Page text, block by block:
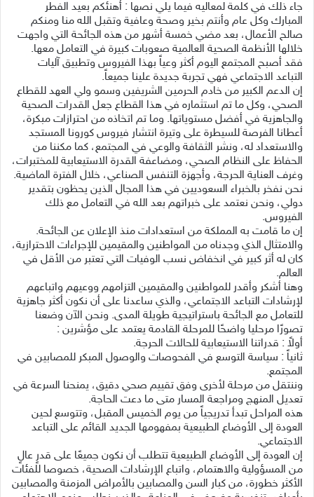
جاء ذلك في كلمة لمعاليه فيما يلي نصها : أهنئكم بعيد الفطر
المبارك وكل عام وأنتم بخير وصحة وعافية وتقبل الله منا ومنكم
صالح الأعمال، بعد مضي خمسة أشهر من هذه الجائحة التي واجهت
خلالها الأنظمة الصحية العالمية صعوبات كبيرة في التعامل معها.
فقد أصبح المجتمع اليوم أكثر وعياً بهذا الفيروس وتطبيق آليات
التباعد الاجتماعي فهي تجربة جديدة علينا جميعاً.
إن الدعم الكبير من خادم الحرمين الشريفين وسمو ولي العهد للقطاع
الصحي، وكل ما تم استثماره في هذا القطاع جعل القدرات الصحية
والجاهزية في أفضل مستوياتها. وما تم اتخاذه من احترازات مبكرة،
أعطانا الفرصة للسيطرة على وتيرة انتشار فيروس كورونا المستجد
والاستعداد له، ونشر الثقافة والوعي في المجتمع، كما مكننا من
الحفاظ على النظام الصحي، ومضاعفة القدرة الاستيعابية للمختبرات،
وغرف العناية الحرجة، وأجهزة التنفس الصناعي، خلال الفترة الماضية.
نحن نفخر بالخبراء السعوديين في هذا المجال الذين يحظون بتقدير
دولي، ونحن نعتمد على خبراتهم بعد الله في التعامل مع ذلك
الفيروس.
إن ما قامت به المملكة من استعدادات منذ الإعلان عن الجائحة.
والامتثال الذي وجدناه من المواطنين والمقيمين للإجراءات الاحترازية،
كان له أثر كبير في انخفاض نسب الوفيات التي تعتبر من الأقل في
العالم.
وهنا أشكر وأقدر للمواطنين والمقيمين التزامهم ووعيهم واتباعهم
لإرشادات التباعد الاجتماعي، والذي ساعدنا على أن نكون أكثر جاهزية
للتعامل مع الجائحة باستراتيجية طويلة المدى. ونحن الآن وضعنا
تصورًا مرحليا واضحًا للمرحلة القادمة يعتمد على مؤشرين :
أولاً : قدراتنا الاستيعابية للحالات الحرجة.
ثانياً : سياسة التوسع في الفحوصات والوصول المبكر للمصابين في
المجتمع.
وننتقل من مرحلة لأخرى وفق تقييم صحي دقيق، يمنحنا السرعة في
تعديل المنهج ومراجعة المسار متى ما دعت الحاجة.
هذه المراحل تبدأ تدريجياً من يوم الخميس المقبل، وتتوسع لحين
العودة إلى الأوضاع الطبيعية بمفهومها الجديد القائم على التباعد
الاجتماعي.
إن العودة إلى الأوضاع الطبيعية تتطلب أن نكون جميعًا على قدرٍ عالٍ
من المسؤولية والاهتمام، واتباع الإرشادات الصحية، خصوصا للفئات
الأكثر خطورة، من كبار السن والمصابين بالأمراض المزمنة والمصابين